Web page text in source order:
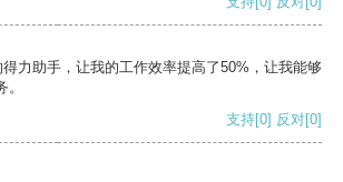
力助手，让我的工作效率提高了50%，让我能够
支持[0] 反对[0]